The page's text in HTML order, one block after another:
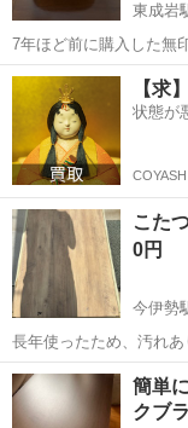
東成岩
7年ほど前に購入した無
格】24,900円 【サイズ
（公式サイトより抜粋
板に使用...
愛知 半田市 東
【求
状態が
COYASH
こた
0円
今伊勢
長年使ったため、汚れ
愛知 一宮市 今
簡単
クブ